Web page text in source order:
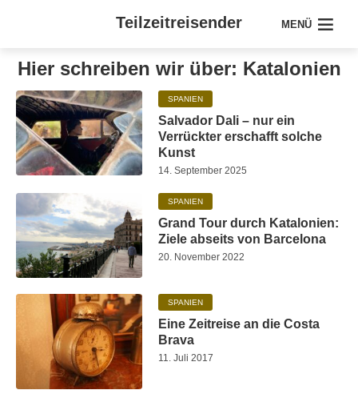
Teilzeitreisender MENÜ
Hier schreiben wir über: Katalonien
SPANIEN
Salvador Dali – nur ein
Verrückter erschafft solche
Kunst
14. September 2025
SPANIEN
Grand Tour durch Katalonien:
Ziele abseits von Barcelona
20. November 2022
SPANIEN
Eine Zeitreise an die Costa
Brava
11. Juli 2017